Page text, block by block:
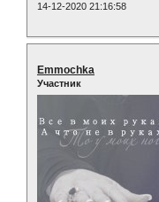
14-12-2020 21:16:58
Emmochka
Участник